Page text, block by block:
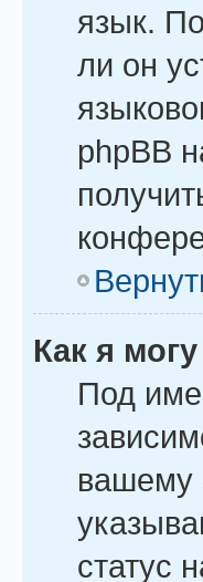
язык.
ли он
phpBB
Как я
Под
вашему
статус